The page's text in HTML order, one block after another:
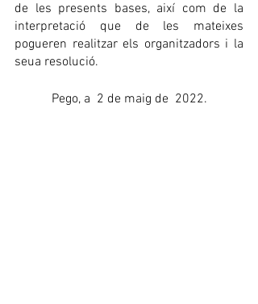
de les presents bases, així com de la
interpretació que de les mateixes
pogueren realitzar els organitzadors i la
seua resolució.
Pego, a  2 de maig de  2022.